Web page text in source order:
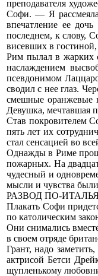
преподавателя
Софи. — Я
впечатление ее
последнем, к слову,
висевших в
Рим пылал в жарких
наслаждением
псевдонимом
сводил с нее глаз.
смешные оранжевые
Девушка, мечтавшая
Став покровителем
пять лет их
стал сенсацией во
Однажды в Риме
пожарных. На
чудесный и
мысли и чувства были
РАЗВОД ПО-
Плакать Софи
по католическим
Они снимались
в своем отряде
Грант, надо
актрисой Бетси
щупленькому